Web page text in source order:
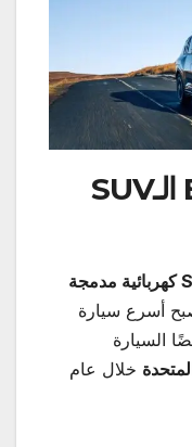
الـSUV
كهربائية مدمجة
أسرع سيارة
السيارة
خلال عام